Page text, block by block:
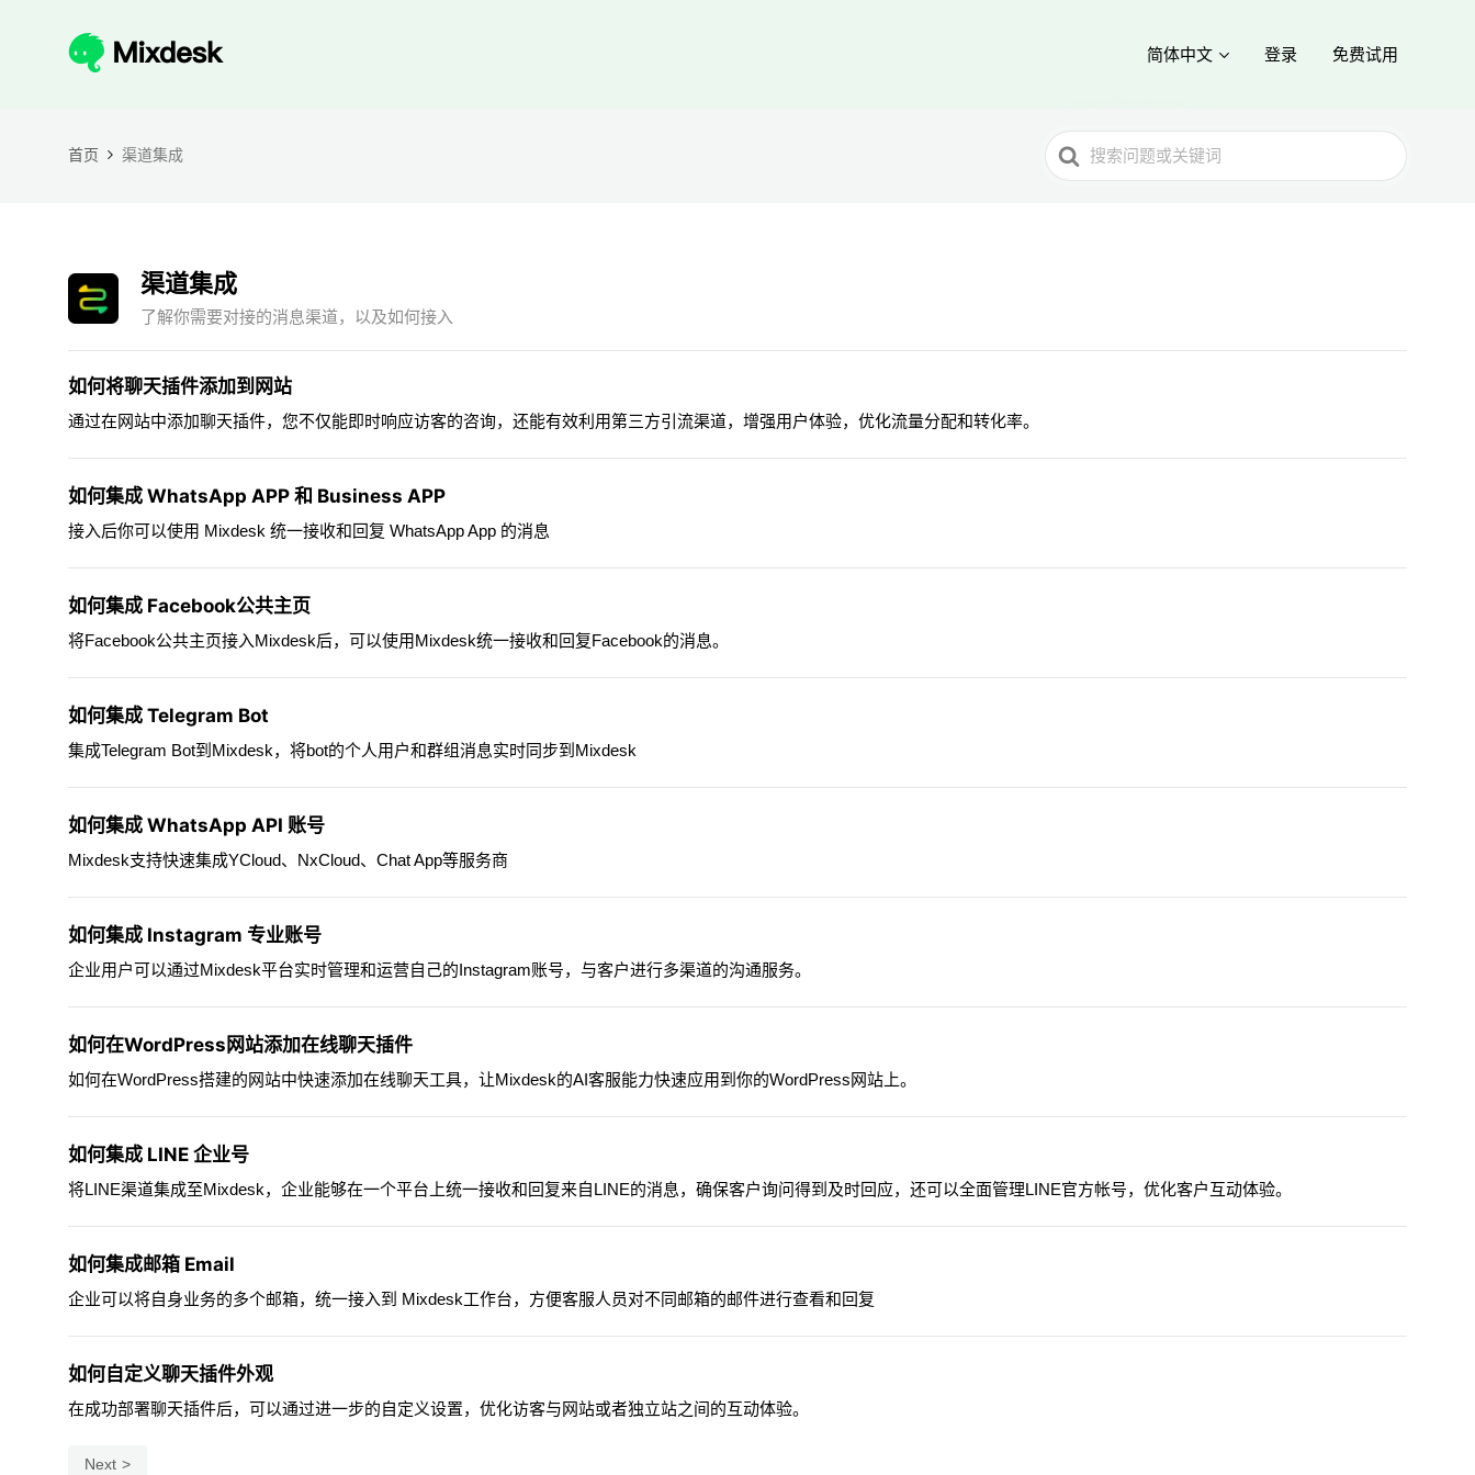
简体中文 登录 免费试用
首页 渠道集成
Search
For
渠道集成
了解你需要对接的消息渠道，以及如何接入
如何将聊天插件添加到网站
通过在网站中添加聊天插件，您不仅能即时响应访客的咨询，还能有效利用第三方引流渠道，增强用户体验，优化流量分配和转化率。
如何集成 WhatsApp APP 和 Business APP
接入后你可以使用 Mixdesk 统一接收和回复 WhatsApp App 的消息
如何集成 Facebook公共主页
将Facebook公共主页接入Mixdesk后，可以使用Mixdesk统一接收和回复Facebook的消息。
如何集成 Telegram Bot
集成Telegram Bot到Mixdesk，将bot的个人用户和群组消息实时同步到Mixdesk
如何集成 WhatsApp API 账号
Mixdesk支持快速集成YCloud、NxCloud、Chat App等服务商
如何集成 Instagram 专业账号
企业用户可以通过Mixdesk平台实时管理和运营自己的Instagram账号，与客户进行多渠道的沟通服务。
如何在WordPress网站添加在线聊天插件
如何在WordPress搭建的网站中快速添加在线聊天工具，让Mixdesk的AI客服能力快速应用到你的WordPress网站上。
如何集成 LINE 企业号
将LINE渠道集成至Mixdesk，企业能够在一个平台上统一接收和回复来自LINE的消息，确保客户询问得到及时回应，还可以全面管理LINE官方帐号，优化客户互动体验。
如何集成邮箱 Email
企业可以将自身业务的多个邮箱，统一接入到 Mixdesk工作台，方便客服人员对不同邮箱的邮件进行查看和回复
如何自定义聊天插件外观
在成功部署聊天插件后，可以通过进一步的自定义设置，优化访客与网站或者独立站之间的互动体验。
Next